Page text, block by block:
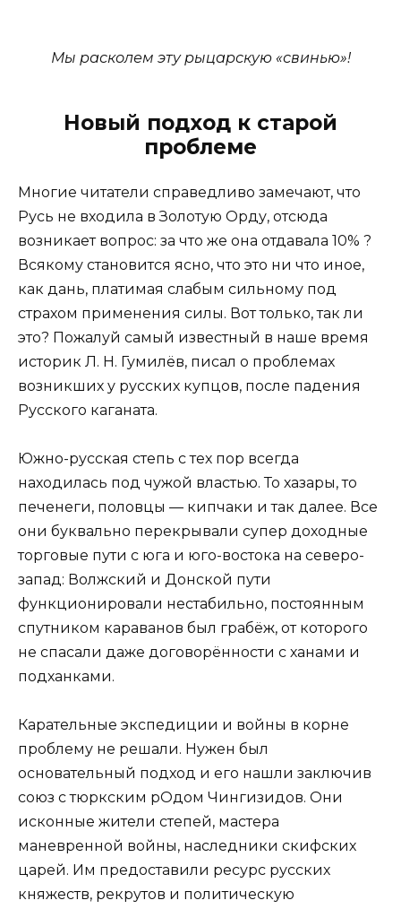
Мы расколем эту рыцарскую «свинью»!
Новый подход к старой
проблеме
Многие читатели справедливо замечают, что
Русь не входила в Золотую Орду, отсюда
возникает вопрос: за что же она отдавала 10% ?
Всякому становится ясно, что это ни что иное,
как дань, платимая слабым сильному под
страхом применения силы. Вот только, так ли
это? Пожалуй самый известный в наше время
историк Л. Н. Гумилёв, писал о проблемах
возникших у русских купцов, после падения
Русского каганата.
Южно-русская степь с тех пор всегда
находилась под чужой властью. То хазары, то
печенеги, половцы — кипчаки и так далее. Все
они буквально перекрывали супер доходные
торговые пути с юга и юго-востока на северо-
запад: Волжский и Донской пути
функционировали нестабильно, постоянным
спутником караванов был грабёж, от которого
не спасали даже договорённости с ханами и
подханками.
Карательные экспедиции и войны в корне
проблему не решали. Нужен был
основательный подход и его нашли заключив
союз с тюркским рОдом Чингизидов. Они
исконные жители степей, мастера
маневренной войны, наследники скифских
царей. Им предоставили ресурс русских
княжеств, рекрутов и политическую